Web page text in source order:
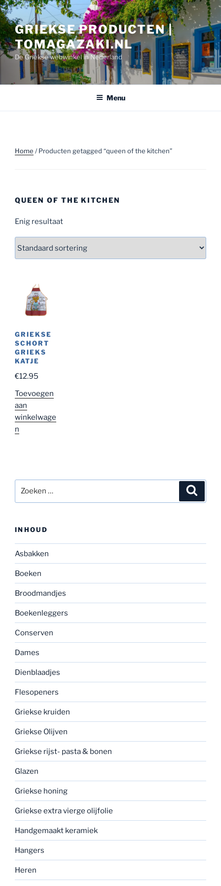
Ga
naar
de
inhoud
GRIEKSE PRODUCTEN |
TOMAGAZAKI.NL
De Griekse webwinkel in Nederland
Menu
Home / Producten getagged “queen of the kitchen”
QUEEN OF THE KITCHEN
Enig resultaat
GRIEKSE
SCHORT
GRIEKS
KATJE
€12.95
Toevoegen
aan
winkelwage
n
naar:
INHOUD
Asbakken
Boeken
Broodmandjes
Boekenleggers
Conserven
Dames
Dienblaadjes
Flesopeners
Griekse kruiden
Griekse Olijven
Griekse rijst- pasta & bonen
Glazen
Griekse honing
Griekse extra vierge olijfolie
Handgemaakt keramiek
Hangers
Heren